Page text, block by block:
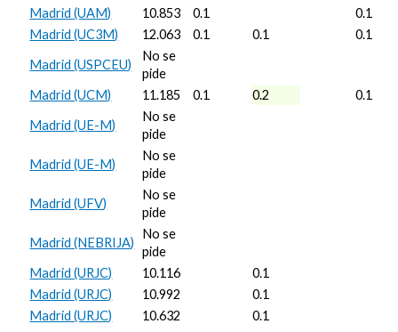
Madrid (UAM)
10.853 0.1
0.1
Madrid (UC3M)
12.063 0.1 0.1
0.1
Madrid (USPCEU)
No se
pide
Madrid (UCM)
11.185 0.1 0.2
0.1
Madrid (UE-M)
No se
pide
Madrid (UE-M)
No se
pide
Madrid (UFV)
No se
pide
Madrid (NEBRIJA)
No se
pide
Madrid (URJC)
10.116
0.1
Madrid (URJC)
10.992
0.1
Madrid (URJC)
10.632
0.1